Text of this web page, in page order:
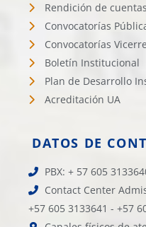
Rendición de cuentas
Convocatorías
Convocatorías
Boletín Institucional
Plan de Desarrollo
Acreditación UA
DATOS DE
PBX: + 57 605
Contact Center
+57 605 3133641 - +57